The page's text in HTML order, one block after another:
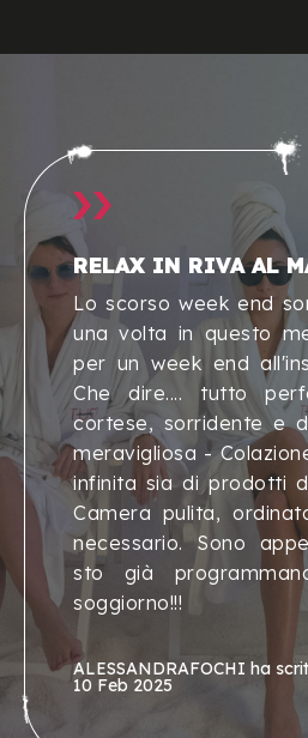
RELAX IN RIVA AL
Lo scorso week end
una volta in questo
per un week end
Che dire.... tutto
cortese, sorridente e
meravigliosa -
infinita sia di prodotti
Camera pulita,
necessario. Sono
sto già
soggiorno!!!
ALESSANDRAFOCHI ha
10 Feb 2025